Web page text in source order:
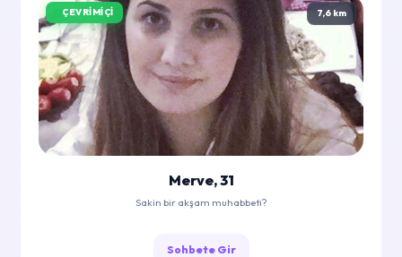
ÇEVRIMIÇI 7,6 km
Merve, 31
Sakin bir akşam muhabbeti?
Sohbete Gir